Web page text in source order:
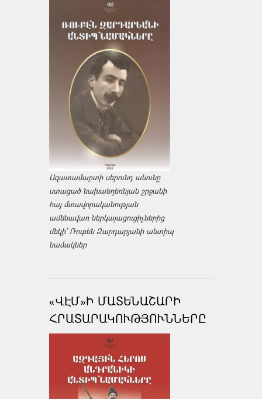
Ազատամարտի սերունդ անունը
ստացած նախաեղեռնյան շրջանի
հայ մտավորականության
ամենավառ ներկայացուցիչներից
մեկի՝ Ռուբեն Զարդարյանի անտիպ
նամակներ
«ՎԷՄ»Ի ՄԱՏԵՆԱՇԱՐԻ
ՀՐԱՏԱՐԱԿՈՒԹՅՈՒՆՆԵՐԸ